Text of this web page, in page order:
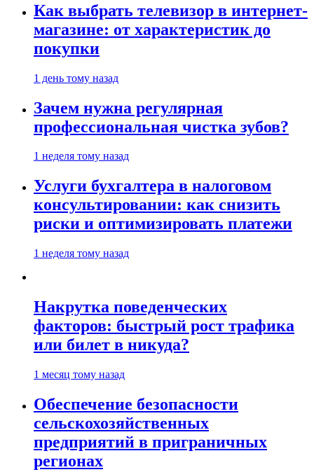
Как выбрать телевизор в интернет-
магазине: от характеристик до
покупки
1 день тому назад
Зачем нужна регулярная
профессиональная чистка зубов?
1 неделя тому назад
Услуги бухгалтера в налоговом
консультировании: как снизить
риски и оптимизировать платежи
1 неделя тому назад
Накрутка поведенческих
факторов: быстрый рост трафика
или билет в никуда?
1 месяц тому назад
Обеспечение безопасности
сельскохозяйственных
предприятий в приграничных
регионах